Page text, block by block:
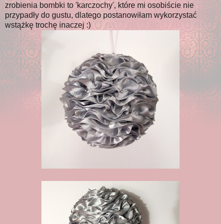
zrobienia bombki to 'karczochy', które mi osobiście nie
przypadły do gustu, dlatego postanowiłam wykorzystać
wstążkę trochę inaczej :)